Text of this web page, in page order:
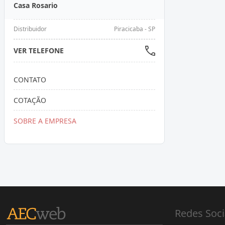
Casa Rosario
Distribuidor Piracicaba - SP
VER TELEFONE
CONTATO
COTAÇÃO
SOBRE A EMPRESA
Redes